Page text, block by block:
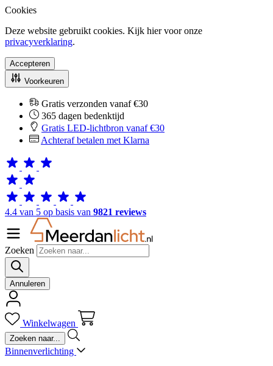
Cookies
Deze website gebruikt cookies. Kijk hier voor onze
privacyverklaring.
Accepteren
Voorkeuren
Gratis verzonden vanaf €30
365 dagen bedenktijd
Gratis LED-lichtbron vanaf €30
Achteraf betalen met Klarna
4.4 van 5 op basis van 9821 reviews
Zoeken
Annuleren
Winkelwagen
Binnenverlichting